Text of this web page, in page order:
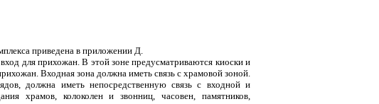
приведена в приложении Д.
для прихожан. В этой зоне предусматриваются киоски и
Входная зона должна иметь связь с храмовой зоной.
должна иметь непосредственную связь с входной и
храмов, колоколен и звонниц, часовен, памятников,